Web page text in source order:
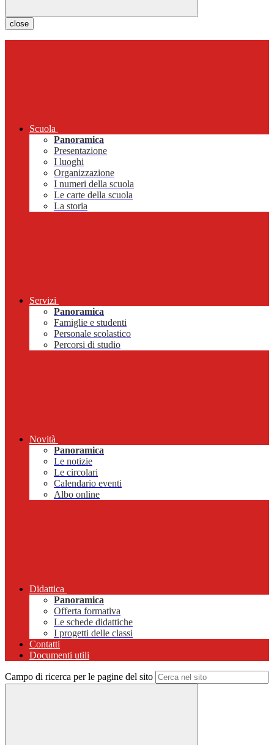
close
Scuola
Panoramica
Presentazione
I luoghi
Organizzazione
I numeri della scuola
Le carte della scuola
La storia
Servizi
Panoramica
Famiglie e studenti
Personale scolastico
Percorsi di studio
Novità
Panoramica
Le notizie
Le circolari
Calendario eventi
Albo online
Didattica
Panoramica
Offerta formativa
Le schede didattiche
I progetti delle classi
Contatti
Documenti utili
Campo di ricerca per le pagine del sito